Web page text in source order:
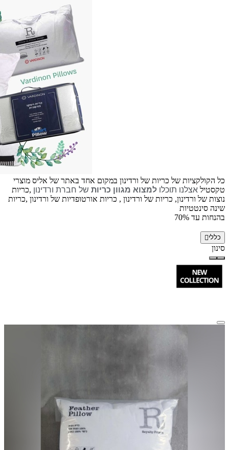
כל הקולקציות של כריות של ורדינון במקום אחד באתר של אליס מוצרי
טקסטיל אצלנו תוכלו למצוא מגוון כריות של חברת ורדינון ,כריות
נוצות של ורדינון, כריות של ורדינון , כריות אורטופדיות של ורדינון ,כריות
שינה סינטטיות
בהנחות עד 70%
כללי
סינון